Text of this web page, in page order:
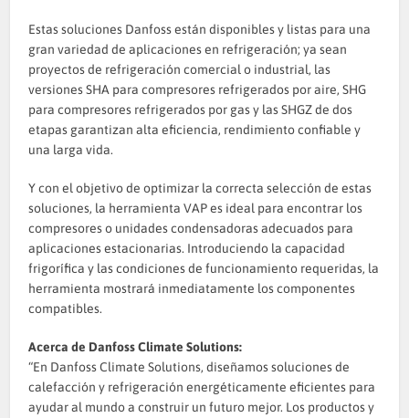
Estas soluciones Danfoss están disponibles y listas para una
gran variedad de aplicaciones en refrigeración; ya sean
proyectos de refrigeración comercial o industrial, las
versiones SHA para compresores refrigerados por aire, SHG
para compresores refrigerados por gas y las SHGZ de dos
etapas garantizan alta eficiencia, rendimiento confiable y
una larga vida.
Y con el objetivo de optimizar la correcta selección de estas
soluciones, la herramienta VAP es ideal para encontrar los
compresores o unidades condensadoras adecuados para
aplicaciones estacionarias. Introduciendo la capacidad
frigorífica y las condiciones de funcionamiento requeridas, la
herramienta mostrará inmediatamente los componentes
compatibles.
Acerca de Danfoss Climate Solutions:
“En Danfoss Climate Solutions, diseñamos soluciones de
calefacción y refrigeración energéticamente eficientes para
ayudar al mundo a construir un futuro mejor. Los productos y